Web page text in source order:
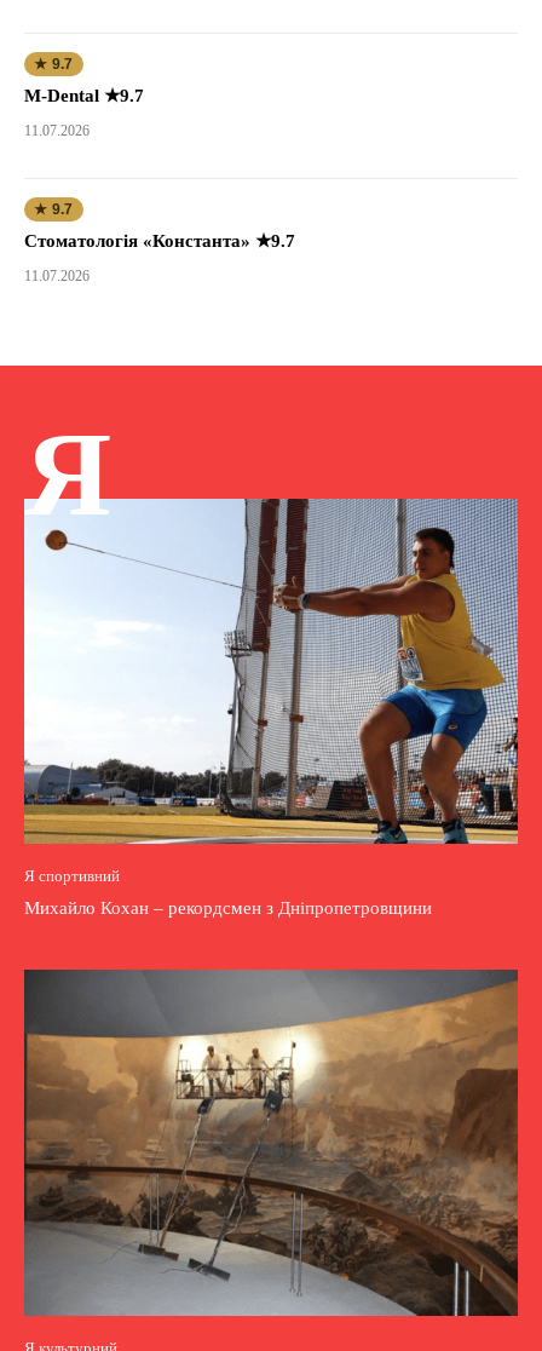
★ 9.7
M-Dental ★9.7
11.07.2026
★ 9.7
Стоматологія «Константа» ★9.7
11.07.2026
Я
Я спортивний
Михайло Кохан – рекордсмен з Дніпропетровщини